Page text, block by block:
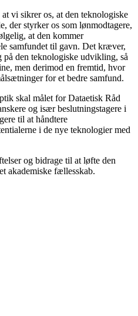
vi sikrer os, at den teknologiske
der styrker os som lønmodtagere,
at den kommer
samfundet til gavn. Det kræver,
den teknologiske udvikling, så
men derimod en fremtid, hvor
for et bedre samfund.
skal målet for Dataetisk Råd
og især beslutningstagere i
til at håndtere
i de nye teknologier med
og bidrage til at løfte den
akademiske fællesskab.